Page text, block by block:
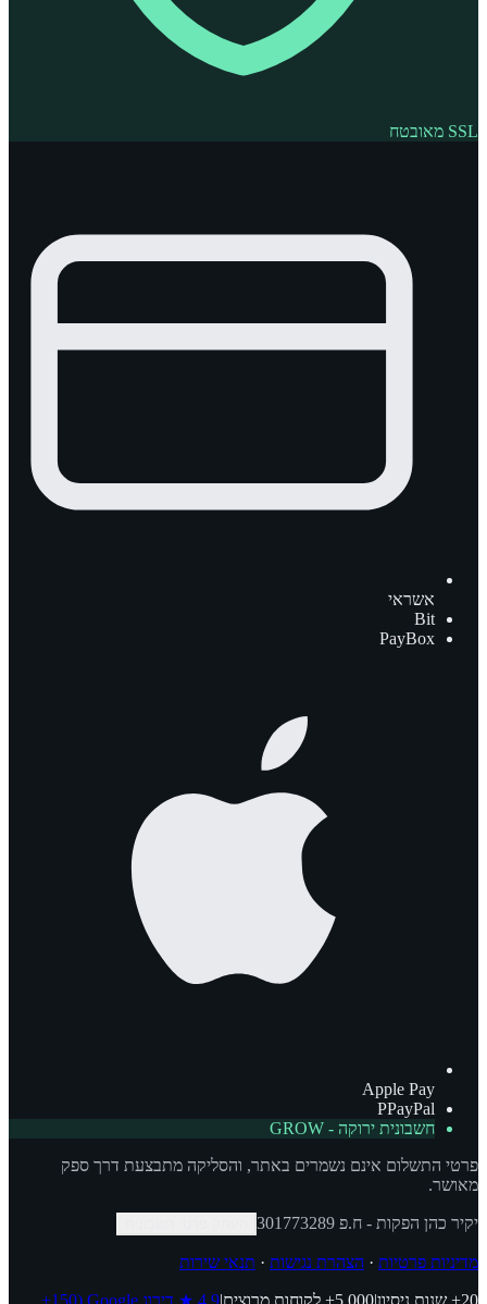
SSL מאובטח
אשראי
Bit
PayBox
Apple Pay
PPayPal
חשבונית ירוקה - GROW
פרטי התשלום אינם נשמרים באתר, והסליקה מתבצעת דרך ספק
מאושר.
יקיר כהן הפקות - ח.פ 301773289
מדיניות פרטיות · הצהרת נגישות · תנאי שירות